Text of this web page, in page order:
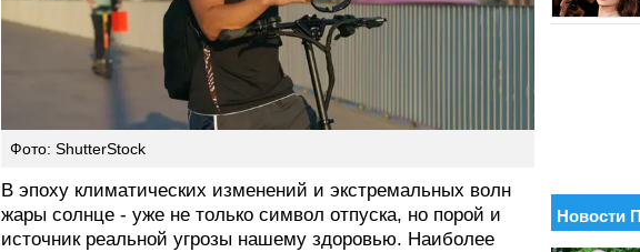
Фото: ShutterStock
В эпоху климатических изменений и экстремальных волн
жары солнце - уже не только символ отпуска, но порой и
источник реальной угрозы нашему здоровью. Наиболее